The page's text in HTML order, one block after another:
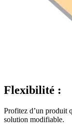
Flexibilité :
Profitez d’un produit
solution modifiable.